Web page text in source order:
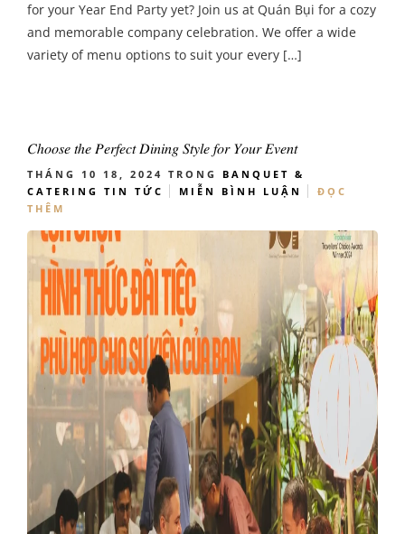
for your Year End Party yet? Join us at Quán Bụi for a cozy
and memorable company celebration. We offer a wide
variety of menu options to suit your every […]
𝐶ℎ𝑜𝑜𝑠𝑒 𝑡ℎ𝑒 𝑃𝑒𝑟𝑓𝑒𝑐𝑡 𝐷𝑖𝑛𝑖𝑛𝑔 𝑆𝑡𝑦𝑙𝑒 𝑓𝑜𝑟 𝑌𝑜𝑢𝑟 𝐸𝑣𝑒𝑛𝑡
THÁNG 10 18, 2024 TRONG BANQUET &
CATERING
TIN TỨC MIỄN BÌNH LUẬN
ĐỌC
THÊM